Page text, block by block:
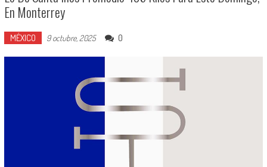
En Monterrey
MÉXICO 9 octubre, 2025 0